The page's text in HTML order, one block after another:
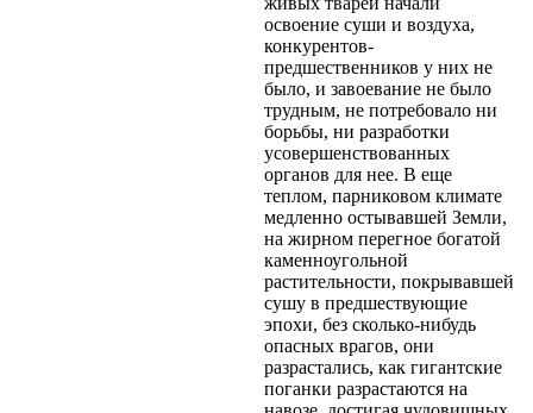
освоение суши и воздуха,
конкурентов-
предшественников у них не
было, и завоевание не было
трудным, не потребовало ни
борьбы, ни разработки
усовершенствованных
органов для нее. В еще
теплом, парниковом климате
медленно остывавшей Земли,
на жирном перегное богатой
каменноугольной
растительности, покрывавшей
сушу в предшествующие
эпохи, без сколько-нибудь
опасных врагов, они
разрастались, как гигантские
поганки разрастаются на